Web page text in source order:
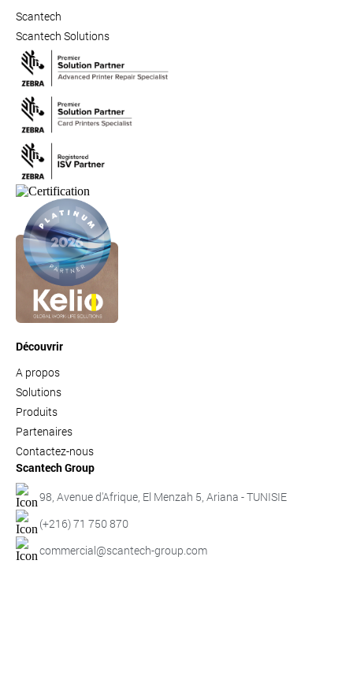
Scantech
Scantech Solutions
Découvrir
A propos
Solutions
Produits
Partenaires
Contactez-nous
Scantech Group
98, Avenue d'Afrique, El Menzah 5, Ariana - TUNISIE
(+216) 71 750 870
commercial@scantech-group.com